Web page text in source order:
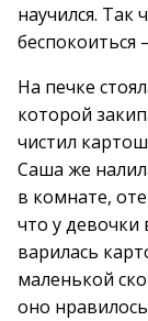
научился. Так
беспокоиться
На печке
которой
чистил
Саша же
в комнате,
что у девочки
варилась
маленькой
оно